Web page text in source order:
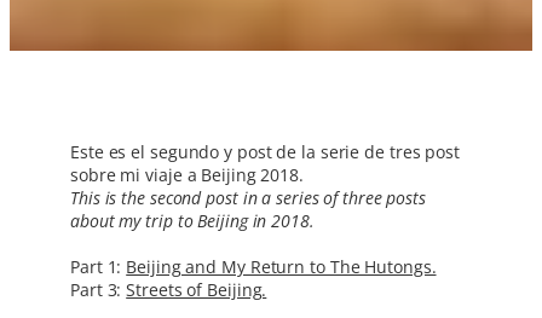
Este es el segundo y post de la serie de tres post
sobre mi viaje a Beijing 2018.
This is the second post in a series of three posts
about my trip to Beijing in 2018.
Part 1: Beijing and My Return to The Hutongs.
Part 3:Streets of Beijing.